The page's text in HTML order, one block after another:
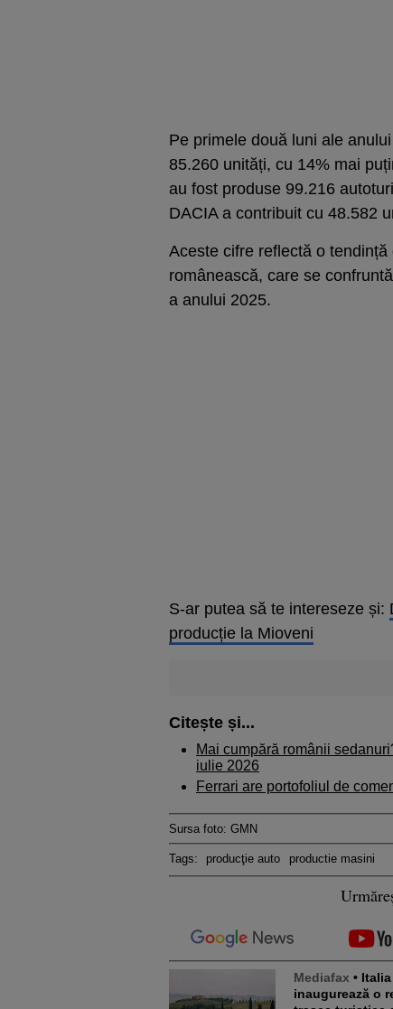
Pe primele două luni ale
85.260 unități, cu 14% mai
au fost produse 99.216
DACIA a contribuit cu 48.582
Aceste cifre reflectă o
românească, care se
a anului 2025.
S-ar putea să te intereseze și:
producție la Mioveni
Citește și...
Mai cumpără românii
iulie 2026
Ferrari are portofoliul de
Sursa foto: GMN
Tags: producţie auto productie masini
Mediafax • Italia
inaugurează o